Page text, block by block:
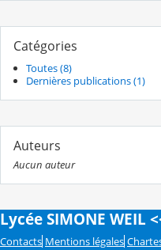
Catégories
Toutes (8)
Dernières publications (1)
Auteurs
Aucun auteur
Lycée SIMONE WEIL
Contacts Mentions légales